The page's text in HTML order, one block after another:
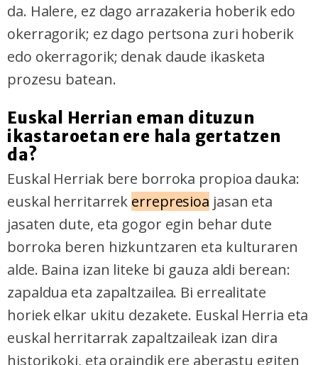
da. Halere, ez dago arrazakeria hoberik edo
okerragorik; ez dago pertsona zuri hoberik
edo okerragorik; denak daude ikasketa
prozesu batean.
Euskal Herrian eman dituzun
ikastaroetan ere hala gertatzen
da?
Euskal Herriak bere borroka propioa dauka:
euskal herritarrek errepresioa jasan eta
jasaten dute, eta gogor egin behar dute
borroka beren hizkuntzaren eta kulturaren
alde. Baina izan liteke bi gauza aldi berean:
zapaldua eta zapaltzailea. Bi errealitate
horiek elkar ukitu dezakete. Euskal Herria eta
euskal herritarrak zapaltzaileak izan dira
historikoki, eta oraindik ere aberastu egiten